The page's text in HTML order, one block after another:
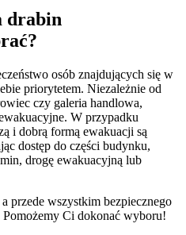
drabin
osób znajdujących się w
priorytetem. Niezależnie od
czy galeria handlowa,
W przypadku
i dobrą formą ewakuacji są
dostęp do części budynku,
drogę ewakuacyjną lub
przede wszystkim bezpiecznego
Ci dokonać wyboru!